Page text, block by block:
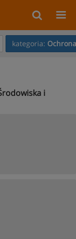
kategoria:
i